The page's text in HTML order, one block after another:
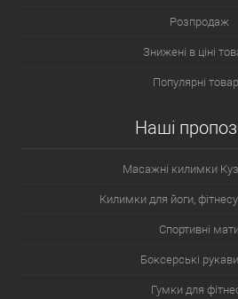
Розпродаж
Знижені в ціні
Популярні
Наші
Масажні килимки
Килимки для йоги,
Спортивні
Боксерські
Гумки для